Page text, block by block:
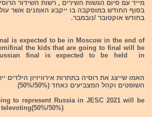
מייד עם סיום הגשות השירים , רשות השידור
בסוף החודש במוסקבה בו ייקבע האמנים אשר
בחודש אוקטובר /נובמבר.
is expected to be in Moscow in the end of
the kids that are going to final will be
final is expected to be held in
האמו שייצג את רוסיה בתחרות אירוויזיון הילדים
השופטים וקהל המצביעים כאחד (50%/50%)
to represent Russia in JESC 2021 will be
50%)